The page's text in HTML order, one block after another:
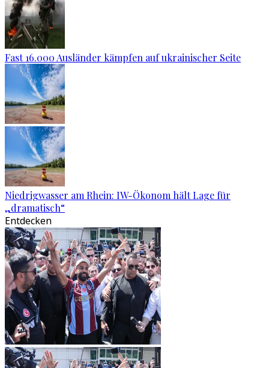
Fast 16.000 Ausländer kämpfen auf ukrainischer Seite
Niedrigwasser am Rhein: IW-Ökonom hält Lage für
„dramatisch“
Entdecken